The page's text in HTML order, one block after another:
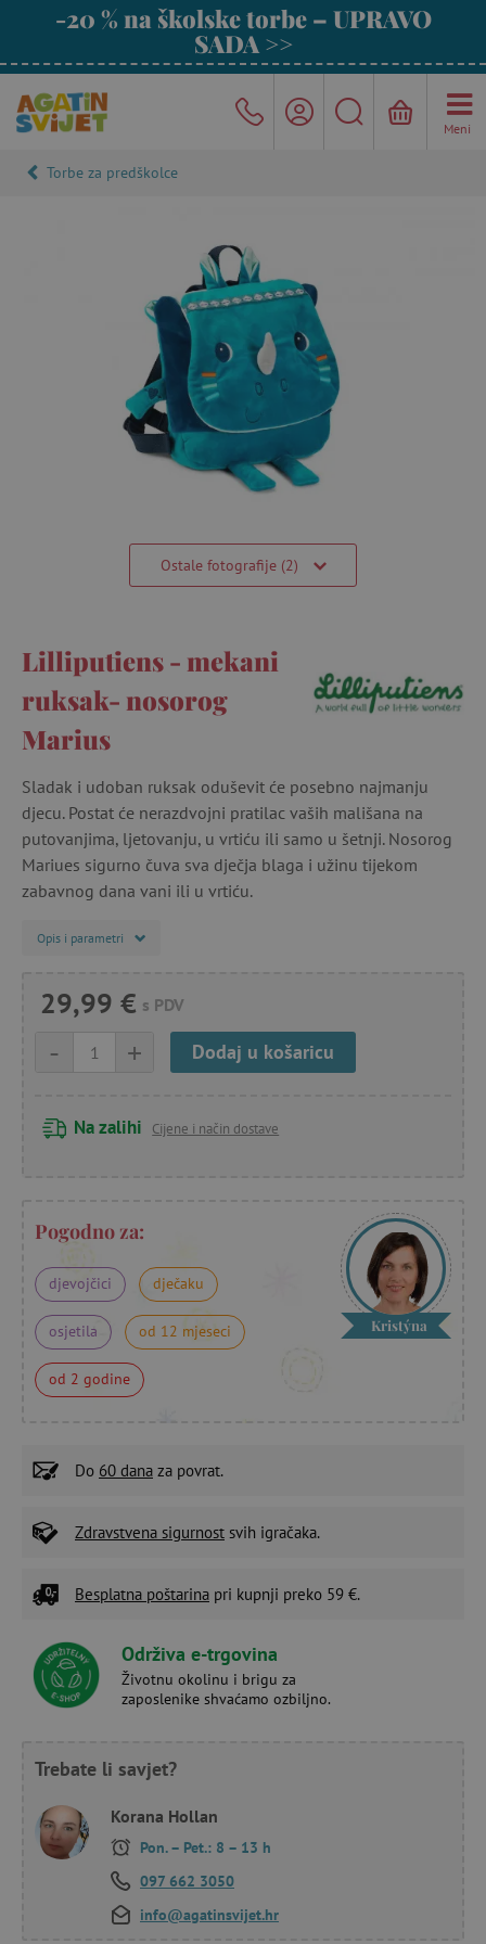
-20 % na školske torbe – UPRAVO
SADA >>
Meni
Torbe za predškolce
Ostale fotografije (2)
Lilliputiens - mekani
ruksak- nosorog
Marius
Sladak i udoban ruksak oduševit će posebno najmanju
djecu. Postat će nerazdvojni pratilac vaših mališana na
putovanjima, ljetovanju, u vrtiću ili samo u šetnji. Nosorog
Mariues sigurno čuva sva dječja blaga i užinu tijekom
zabavnog dana vani ili u vrtiću.
Opis i parametri
29,99 € s PDV
+
- Dodaj u košaricu
Na zalihi Cijene i način dostave
Pogodno za:
djevojčici dječaku
osjetila od 12 mjeseci
od 2 godine
Kristýna
Do 60 dana za povrat.
Zdravstvena sigurnost svih igračaka.
Besplatna poštarina pri kupnji preko 59 €.
Održiva e-trgovina
Životnu okolinu i brigu za
zaposlenike shvaćamo ozbiljno.
Trebate li savjet?
Korana Hollan
Pon. – Pet.: 8 – 13 h
097 662 3050
info@agatinsvijet.hr